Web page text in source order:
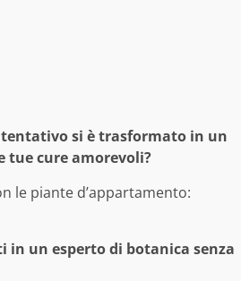
tentativo si è trasformato in un
tue cure amorevoli?
le piante d’appartamento:
un esperto di botanica senza